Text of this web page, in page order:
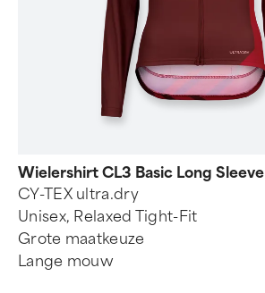
Wielershirt CL3 Basic Long Sleeve
CY-TEX ultra.dry
Unisex, Relaxed Tight-Fit
Grote maatkeuze
Lange mouw